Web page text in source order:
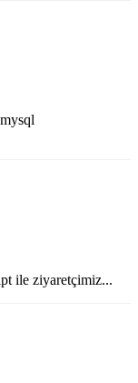
ile ziyaretçimiz...